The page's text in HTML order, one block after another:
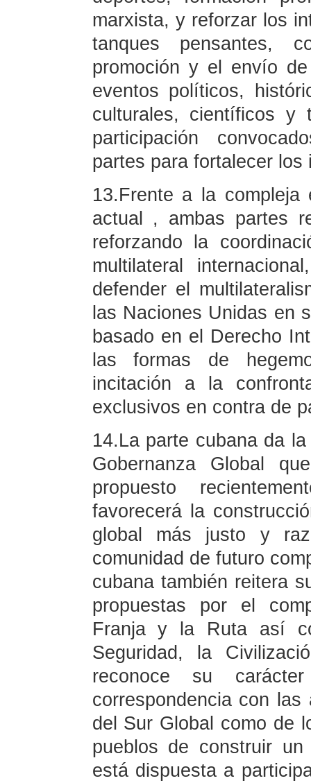
marxista, y reforzar los
tanques pensantes,
promoción y el envío
eventos políticos,
culturales, científicos y
participación
partes para fortalecer los
13.Frente a la compleja
actual , ambas partes
reforzando la
multilateral
defender el
las Naciones Unidas en
basado en el Derecho
las formas de
incitación a la
exclusivos en contra de
14.La parte cubana da
Gobernanza Global
propuesto
favorecerá la
global más justo y
comunidad de futuro
cubana también reitera
propuestas por el
Franja y la Ruta así
Seguridad, la
reconoce su
correspondencia con
del Sur Global como de
pueblos de construir
está dispuesta a